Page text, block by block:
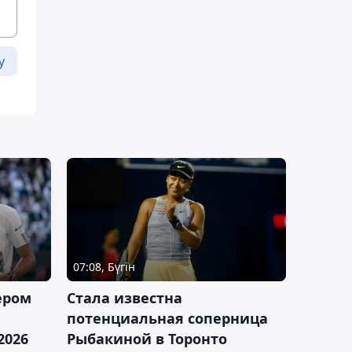
07:08, Бүгін
Cтала известна
потенциальная соперница
Рыбакиной в Торонто